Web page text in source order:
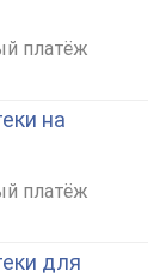
платёж
на
платёж
для